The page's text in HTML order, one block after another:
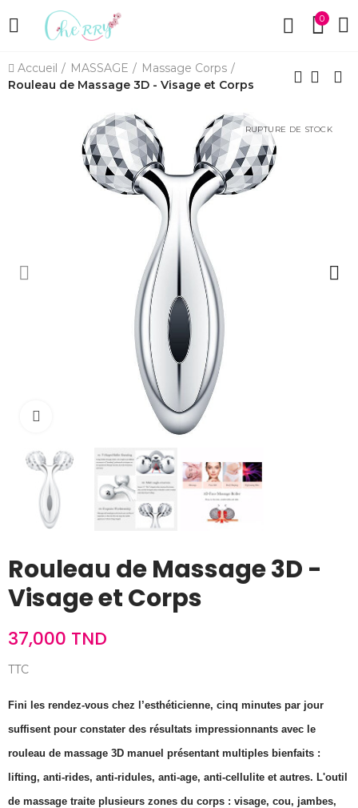
0
Accueil MASSAGE
Massage Corps
Rouleau de Massage 3D - Visage et Corps
RUPTURE DE STOCK
Cliquez pour agrandir
Rouleau de Massage 3D -
Visage et Corps
37,000 TND
TTC
Fini les rendez-vous chez l’esthéticienne, cinq minutes par jour
suffisent pour constater des résultats impressionnants avec le
rouleau de massage 3D manuel présentant multiples bienfaits :
lifting, anti-rides, anti-ridules, anti-age, anti-cellulite et autres. L'outil
de massage traite plusieurs zones du corps : visage, cou, jambes,